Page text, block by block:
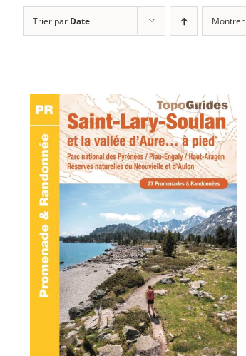
Trier par Date Montrer
ACHETER LE PRODUIT / DÉTAILS